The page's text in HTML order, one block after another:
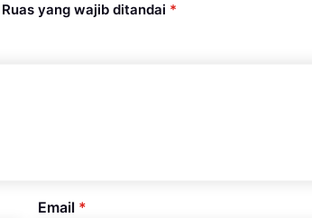
Ruas yang wajib ditandai *
Email *